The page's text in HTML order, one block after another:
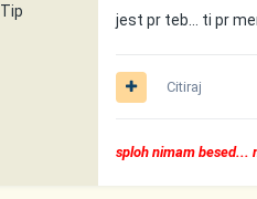
Tip jest pr teb... ti pr
Citiraj
sploh nimam besed...